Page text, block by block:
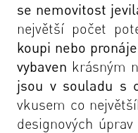
se nemovitost
největší počet
koupi nebo
vybaven krásným
jsou v souladu s
vkusem co
designových úprav